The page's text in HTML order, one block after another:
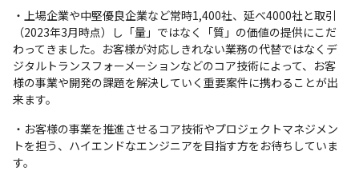
・上場企業や中堅優良企業など常時1,400社、延べ4000社と取引
（2023年3月時点）し「量」ではなく「質」の価値の提供にこだ
わってきました。お客様が対応しきれない業務の代替ではなくデ
ジタルトランスフォーメーションなどのコア技術によって、お客
様の事業や開発の課題を解決していく重要案件に携わることが出
来ます。
・お客様の事業を推進させるコア技術やプロジェクトマネジメン
トを担う、ハイエンドなエンジニアを目指す方をお待ちしていま
す。